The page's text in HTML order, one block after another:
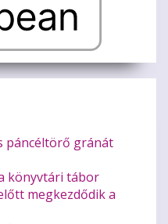
páncéltörő gránát
könyvtári tábor
megkezdődik a